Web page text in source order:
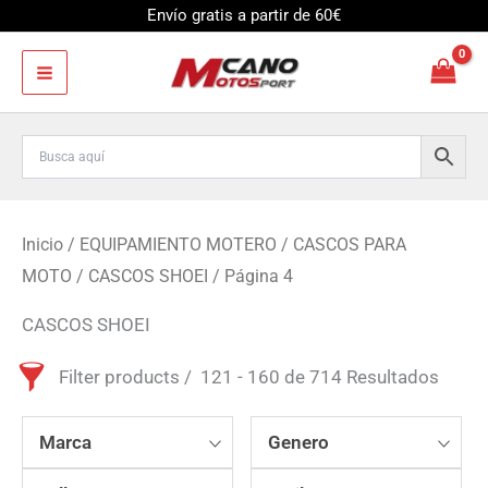
contenido
Envío gratis a partir de 60€
Inicio / EQUIPAMIENTO MOTERO / CASCOS PARA
MOTO / CASCOS SHOEI / Página 4
CASCOS SHOEI
Filter products 121 - 160 de 714 Resultados
Marca Genero